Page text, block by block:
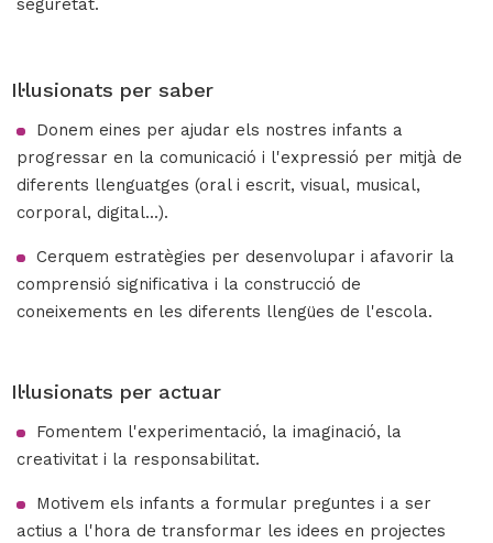
seguretat.
Il·lusionats per saber
Donem eines per ajudar els nostres infants a
progressar en la comunicació i l'expressió per mitjà de
diferents llenguatges (oral i escrit, visual, musical,
corporal, digital...).
Cerquem estratègies per desenvolupar i afavorir la
comprensió significativa i la construcció de
coneixements en les diferents llengües de l'escola.
Il·lusionats per actuar
Fomentem l'experimentació, la imaginació, la
creativitat i la responsabilitat.
Motivem els infants a formular preguntes i a ser
actius a l'hora de transformar les idees en projectes